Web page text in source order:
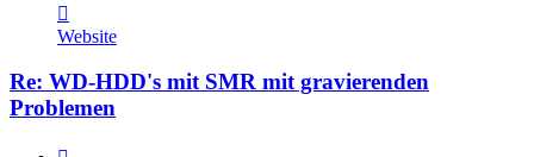
von
Lutz
Schenk
Website
Re: WD-HDD's mit SMR mit gravierenden
Problemen